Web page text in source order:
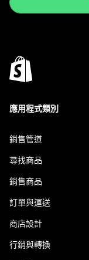
應用程式類別
銷售管道
尋找商品
銷售商品
訂單與運送
商店設計
行銷與轉換